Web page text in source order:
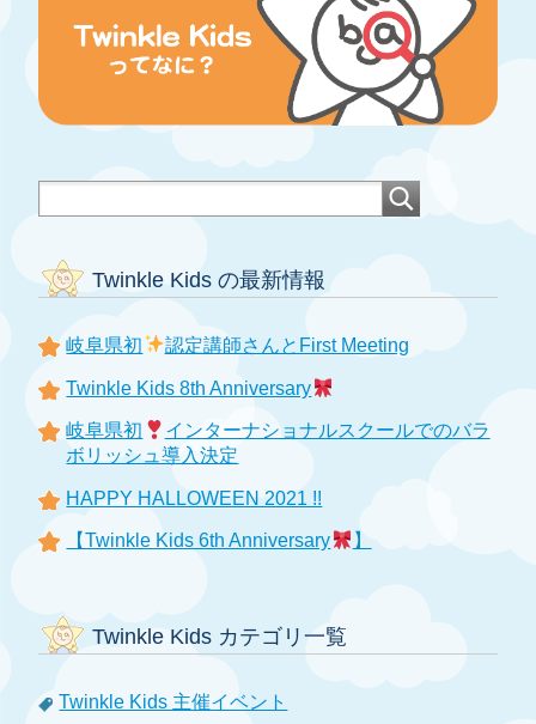
Twinkle Kids の最新情報
岐阜県初 認定講師さんとFirst Meeting
Twinkle Kids 8th Anniversary
岐阜県初
インターナショナルスクールでのバラ
ボリッシュ導入決定
HAPPY HALLOWEEN 2021 !!
【Twinkle Kids 6th Anniversary 】
Twinkle Kids カテゴリ一覧
Twinkle Kids 主催イベント